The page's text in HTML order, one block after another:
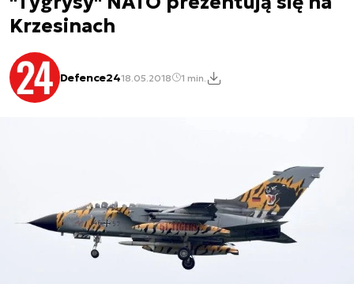
Krzesinach
Defence2418.05.2018 1 min.